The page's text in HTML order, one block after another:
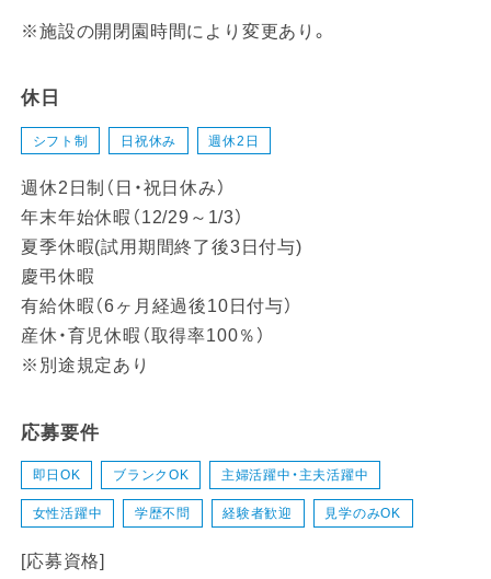
※施設の開閉園時間により変更あり。
休日
シフト制 日祝休み 週休2日
週休2日制（日・祝日休み）
年末年始休暇（12/29～1/3）
夏季休暇(試用期間終了後3日付与)
慶弔休暇
有給休暇（6ヶ月経過後10日付与）
産休・育児休暇（取得率100％）
※別途規定あり
応募要件
即日OK ブランクOK 主婦活躍中・主夫活躍中
女性活躍中 学歴不問 経験者歓迎 見学のみOK
[応募資格]